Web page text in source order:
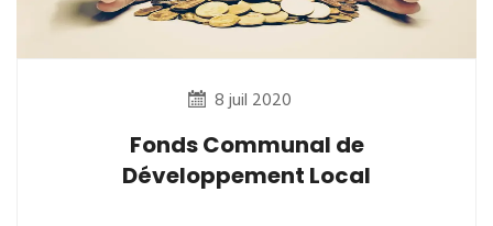
8 juil 2020
Fonds Communal de
Développement Local